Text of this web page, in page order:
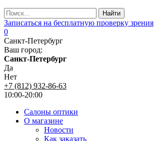
Записаться на бесплатную проверку зрения
0
Санкт-Петербург
Ваш город:
Санкт-Петербург
Да
Нет
+7 (812) 932-86-63
10:00-20:00
Салоны оптики
О магазине
Новости
Как заказать